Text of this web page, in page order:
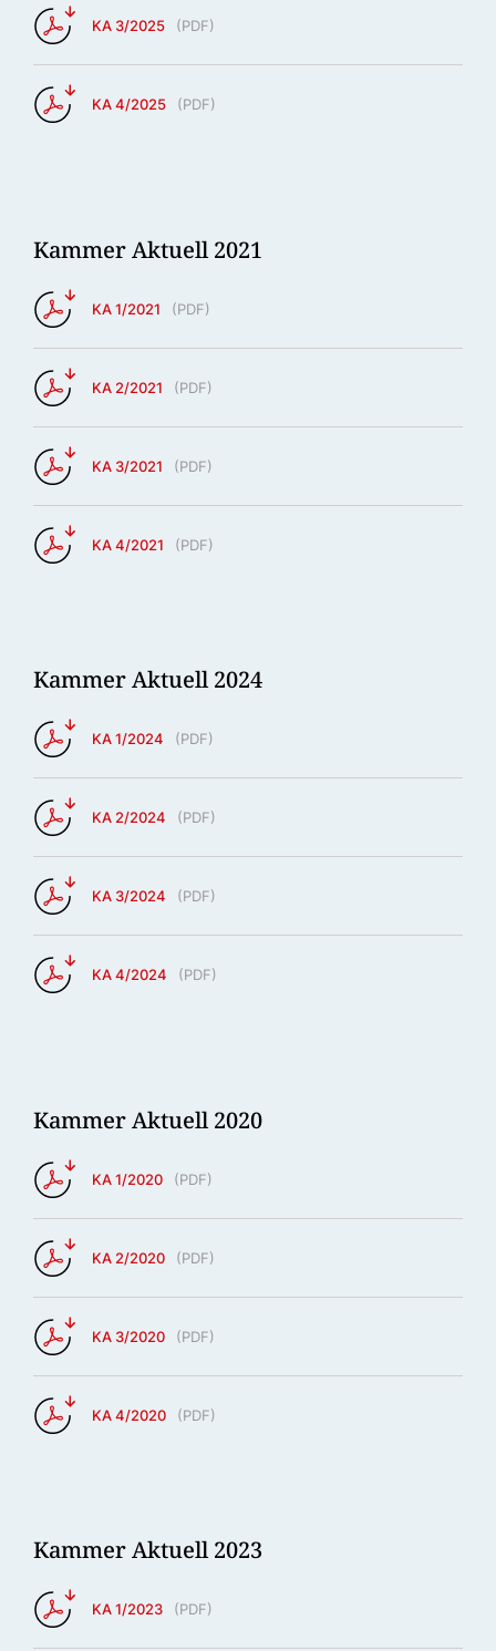
KA 3/2025 (PDF)
KA 4/2025 (PDF)
Kammer Aktuell 2021
KA 1/2021 (PDF)
KA 2/2021 (PDF)
KA 3/2021 (PDF)
KA 4/2021 (PDF)
Kammer Aktuell 2024
KA 1/2024 (PDF)
KA 2/2024 (PDF)
KA 3/2024 (PDF)
KA 4/2024 (PDF)
Kammer Aktuell 2020
KA 1/2020 (PDF)
KA 2/2020 (PDF)
KA 3/2020 (PDF)
KA 4/2020 (PDF)
Kammer Aktuell 2023
KA 1/2023 (PDF)